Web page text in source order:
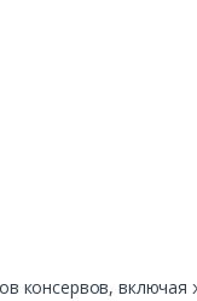
консервов, включая